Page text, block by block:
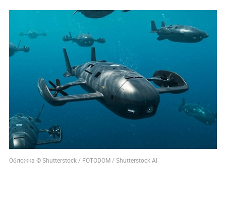
Обложка © Shutterstock / FOTODOM / Shutterstock AI